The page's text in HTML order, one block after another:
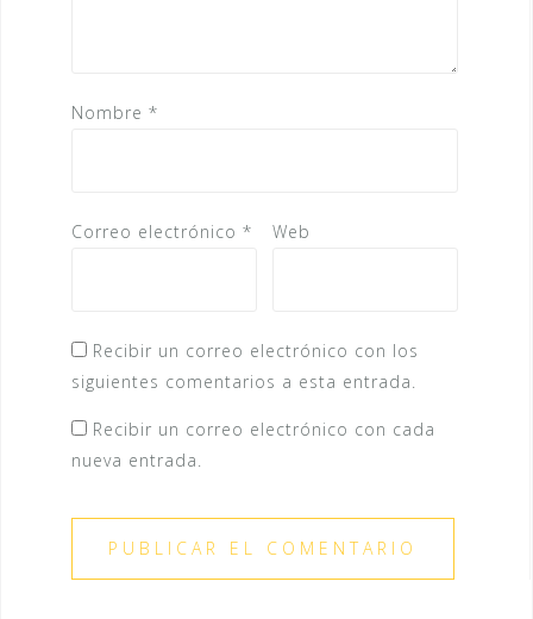
Nombre *
Correo electrónico * Web
Recibir un correo electrónico con los
siguientes comentarios a esta entrada.
Recibir un correo electrónico con cada
nueva entrada.